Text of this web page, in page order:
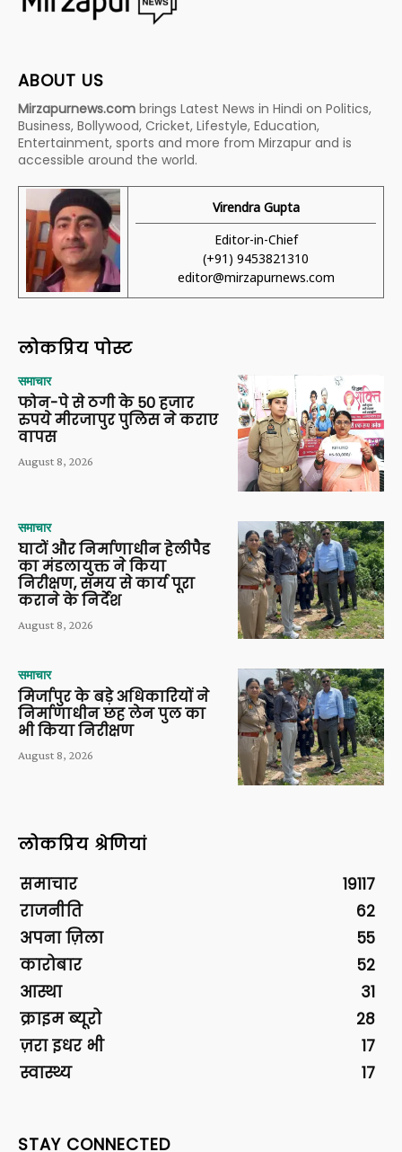
ABOUT US
Mirzapurnews.com brings Latest News in Hindi on Politics,
Business, Bollywood, Cricket, Lifestyle, Education,
Entertainment, sports and more from Mirzapur and is
accessible around the world.
Virendra Gupta
Editor-in-Chief
(+91) 9453821310
editor@mirzapurnews.com
लोकप्रिय पोस्ट
समाचार
फोन-पे से ठगी के 50 हजार
रुपये मीरजापुर पुलिस ने कराए
वापस
August 8, 2026
समाचार
घाटों और निर्माणाधीन हेलीपैड
का मंडलायुक्त ने किया
निरीक्षण, समय से कार्य पूरा
कराने के निर्देश
August 8, 2026
समाचार
मिर्जापुर के बड़े अधिकारियों ने
निर्माणाधीन छह लेन पुल का
भी किया निरीक्षण
August 8, 2026
लोकप्रिय श्रेणियां
समाचार
19117
राजनीति
62
अपना ज़िला
55
कारोबार
52
आस्था
31
क्राइम ब्यूरो
28
ज़रा इधर भी
17
स्वास्थ्य
17
STAY CONNECTED